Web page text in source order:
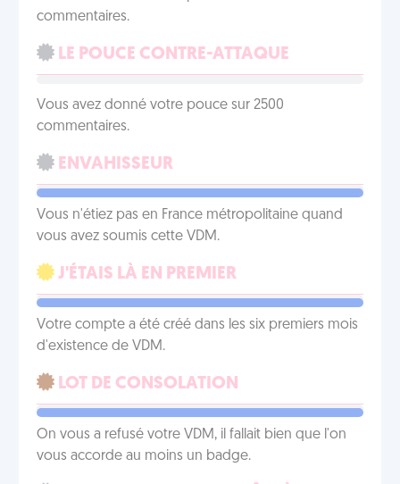
commentaires.
LE POUCE CONTRE-ATTAQUE
Vous avez donné votre pouce sur 2500
commentaires.
ENVAHISSEUR
Vous n'étiez pas en France métropolitaine quand
vous avez soumis cette VDM.
J'ÉTAIS LÀ EN PREMIER
Votre compte a été créé dans les six premiers mois
d'existence de VDM.
LOT DE CONSOLATION
On vous a refusé votre VDM, il fallait bien que l'on
vous accorde au moins un badge.